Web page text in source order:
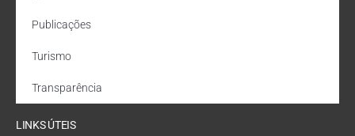
Publicações
Turismo
Transparência
LINKS ÚTEIS